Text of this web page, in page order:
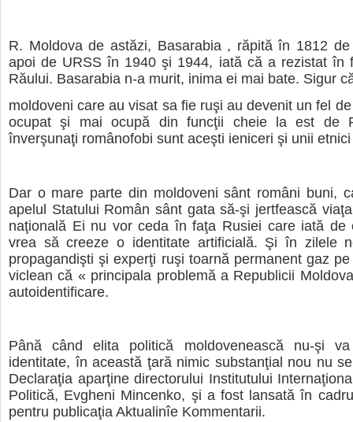
R. Moldova de astăzi, Basarabia , răpită în 1812
apoi de URSS în 1940 şi 1944, iată că a rezistat în
Răului. Basarabia n-a murit, inima ei mai bate. Sigur
moldoveni care au visat sa fie ruşi au devenit un fel
ocupat şi mai ocupă din funcţii cheie la est de
înverşunaţi românofobi sunt aceşti ieniceri şi unii
Dar o mare parte din moldoveni sânt români buni,
apelul Statului Român sânt gata să-şi jertfească
naţională Ei nu vor ceda în faţa Rusiei care iată de
vrea să creeze o identitate artificială. Şi în zilele
propagandişti şi experţi ruşi toarnă permanent gaz
viclean că « principala problemă a Republicii
autoidentificare.
Până când elita politică moldovenească nu-şi
identitate, în această ţară nimic substanţial nou nu
Declaraţia aparţine directorului Institutului
Politică, Evgheni Mincenko, şi a fost lansată în
pentru publicaţia Aktualinîe Kommentarii.